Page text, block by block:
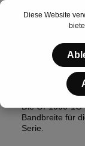
Artikelnr:
SigOFIT
Die OP1000-1G
Bandbreite für
Serie.
Diese Website